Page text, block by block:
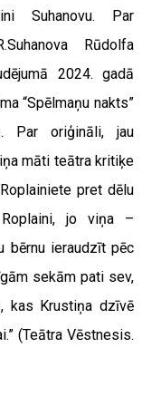
Suhanovu. Par
Rūdolfa
2024. gadā
“Spēlmaņu nakts”
Par oriģināli, jau
māti teātra kritiķe
pret dēlu
jo viņa –
bērnu ieraudzīt pēc
sekām pati sev,
kas Krustiņa dzīvē
(Teātra Vēstnesis.